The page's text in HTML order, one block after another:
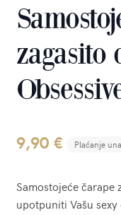
zagasito
9,90 € Plaćanje
Samostojeće čarape
upotpuniti Vašu